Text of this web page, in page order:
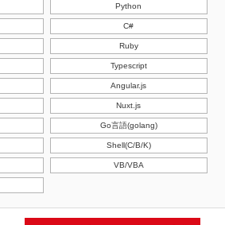
Python
C#
Ruby
Typescript
Angular.js
Nuxt.js
Go言語(golang)
Shell(C/B/K)
VB/VBA